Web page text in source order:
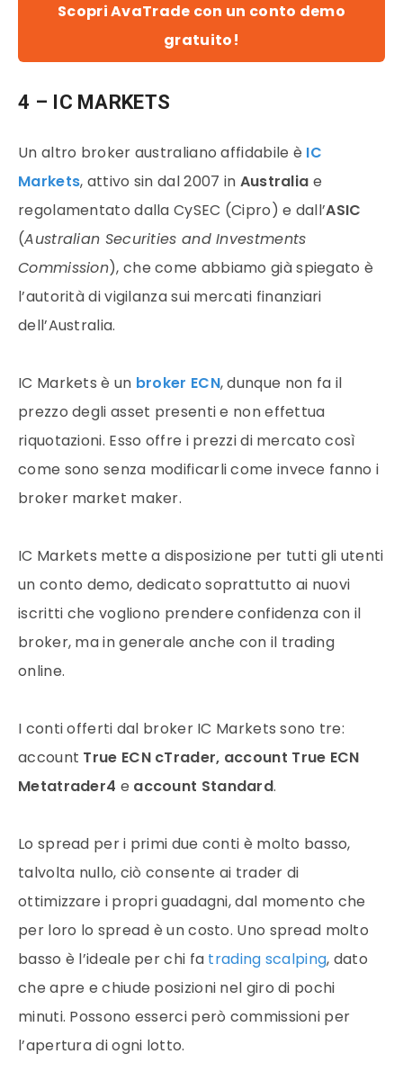
Scopri AvaTrade con un conto demo
gratuito!
4 – IC MARKETS
Un altro broker australiano affidabile è IC
Markets, attivo sin dal 2007 in Australia e
regolamentato dalla CySEC (Cipro) e dall’ASIC
(Australian Securities and Investments
Commission), che come abbiamo già spiegato è
l’autorità di vigilanza sui mercati finanziari
dell’Australia.
IC Markets è un broker ECN, dunque non fa il
prezzo degli asset presenti e non effettua
riquotazioni. Esso offre i prezzi di mercato così
come sono senza modificarli come invece fanno i
broker market maker.
IC Markets mette a disposizione per tutti gli utenti
un conto demo, dedicato soprattutto ai nuovi
iscritti che vogliono prendere confidenza con il
broker, ma in generale anche con il trading
online.
I conti offerti dal broker IC Markets sono tre:
account True ECN cTrader, account True ECN
Metatrader4 e account Standard.
Lo spread per i primi due conti è molto basso,
talvolta nullo, ciò consente ai trader di
ottimizzare i propri guadagni, dal momento che
per loro lo spread è un costo. Uno spread molto
basso è l’ideale per chi fa trading scalping, dato
che apre e chiude posizioni nel giro di pochi
minuti. Possono esserci però commissioni per
l’apertura di ogni lotto.